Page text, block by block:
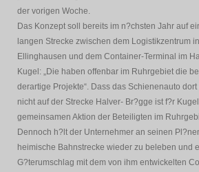
der vorigen Woche.
Das Konzept soll bereits im n?chsten Jahr auf
langen Strecke zwischen dem Logistikzentrum
Ellinghausen und dem Container-Terminal im
Kugel: „Die haben offenbar im Ruhrgebiet die
derartige Projekte“. Dass das Schienenauto dort
nicht auf der Strecke Halver- Br?gge ist f?r
gemeinsamen Aktion der Beteiligten im
Dennoch h?lt der Unternehmer an seinen
heimische Bahnstrecke wieder zu beleben und
G?terumschlag mit dem von ihm entwickelten